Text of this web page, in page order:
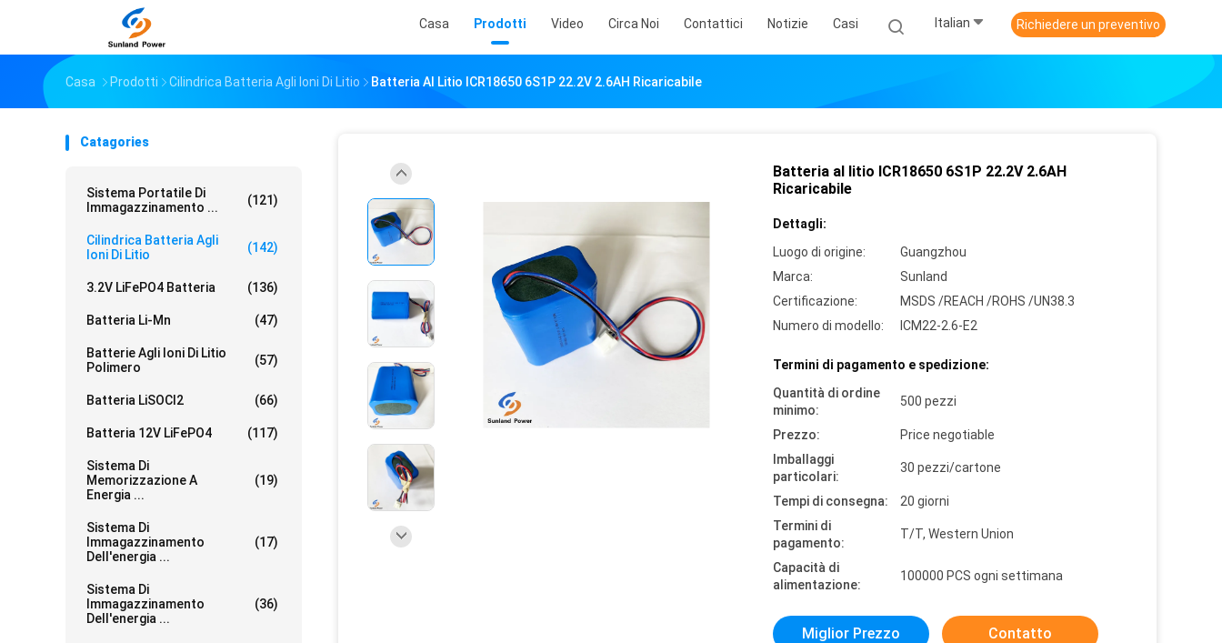
Casa Prodotti Video Circa Noi Contattici Notizie Casi Italian Richiedere un preventivo
Casa Prodotti Cilindrica Batteria Agli Ioni Di Litio Batteria Al Litio ICR18650 6S1P 22.2V 2.6AH Ricaricabile
Catagories
Sistema Portatile Di
Immagazzinamento ...
(121)
Cilindrica Batteria Agli
Ioni Di Litio
(142)
3.2V LiFePO4 Batteria (136)
Batteria Li-Mn (47)
Batterie Agli Ioni Di Litio
Polimero
(57)
Batteria LiSOCl2 (66)
Batteria 12V LiFePO4 (117)
Sistema Di
Memorizzazione A
Energia ...
(19)
Sistema Di
Immagazzinamento
Dell'energia ...
(17)
Sistema Di
Immagazzinamento
Dell'energia ...
(36)
Batteria al litio ICR18650 6S1P 22.2V 2.6AH
Ricaricabile
Dettagli:
Luogo di origine:
Guangzhou
Marca:
Sunland
Certificazione:
MSDS /REACH /ROHS /UN38.3
Numero di modello:
ICM22-2.6-E2
Termini di pagamento e spedizione:
Quantità di ordine
minimo:
500 pezzi
Prezzo:
Price negotiable
Imballaggi
particolari:
30 pezzi/cartone
Tempi di consegna:
20 giorni
Termini di
pagamento:
T/T, Western Union
Capacità di
alimentazione:
100000 PCS ogni settimana
Miglior Prezzo Contatto